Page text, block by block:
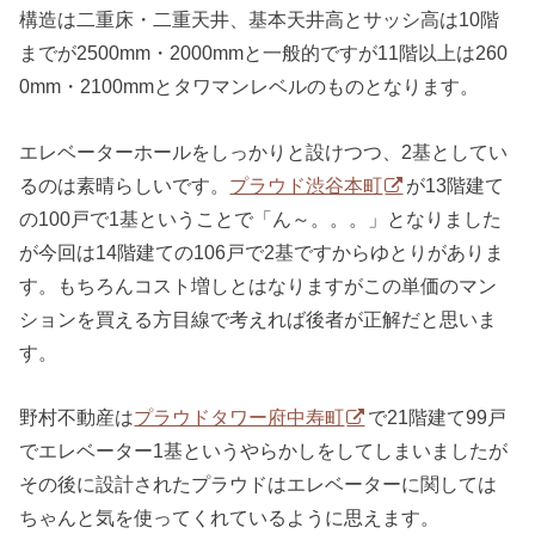
構造は二重床・二重天井、基本天井高とサッシ高は10階
までが2500mm・2000mmと一般的ですが11階以上は260
0mm・2100mmとタワマンレベルのものとなります。
エレベーターホールをしっかりと設けつつ、2基としてい
るのは素晴らしいです。 プラウド渋谷本町
が13階建て
の100戸で1基ということで「ん～。。。」となりました
が今回は14階建ての106戸で2基ですからゆとりがありま
す。もちろんコスト増しとはなりますがこの単価のマン
ションを買える方目線で考えれば後者が正解だと思いま
す。
野村不動産はプラウドタワー府中寿町
で21階建て99戸
でエレベーター1基というやらかしをしてしまいましたが
その後に設計されたプラウドはエレベーターに関しては
ちゃんと気を使ってくれているように思えます。